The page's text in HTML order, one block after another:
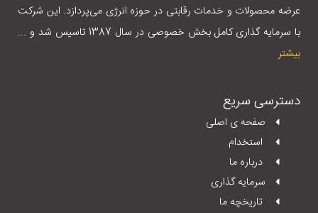
عرضه محصولات و خدمات رقابتی در حوزه انرژی می‌پردازد. این شرکت
با سرمایه گذاری کامل بخش خصوصی در سال 1387 تاسیس شد و ...
بیشتر
دسترسی سریع
صفحه ی اصلی
استخدام
درباره ما
سرمایه گذاری
تاریخچه ما